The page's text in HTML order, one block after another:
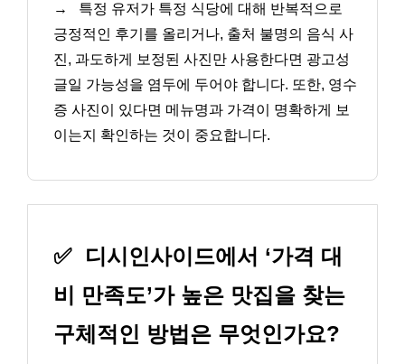
→
특정 유저가 특정 식당에 대해 반복적으로
긍정적인 후기를 올리거나, 출처 불명의 음식 사
진, 과도하게 보정된 사진만 사용한다면 광고성
글일 가능성을 염두에 두어야 합니다. 또한, 영수
증 사진이 있다면 메뉴명과 가격이 명확하게 보
이는지 확인하는 것이 중요합니다.
✅
디시인사이드에서 ‘가격 대
비 만족도’가 높은 맛집을 찾는
구체적인 방법은 무엇인가요?